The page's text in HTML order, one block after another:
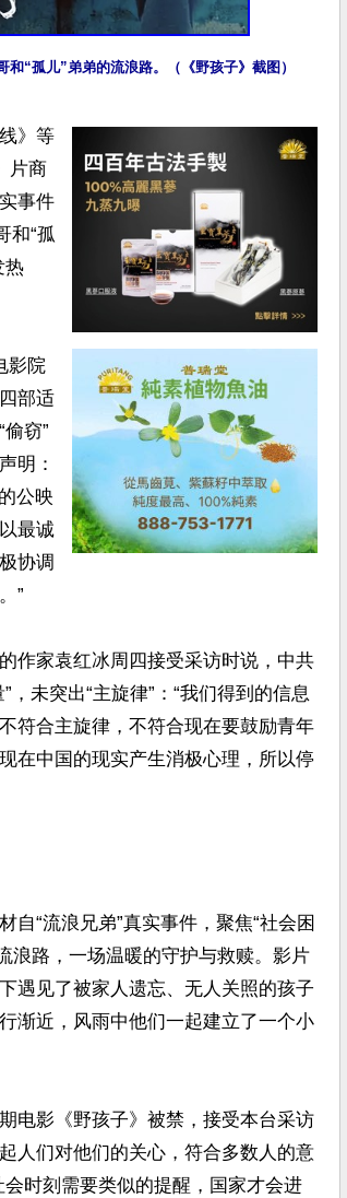
“孤儿”弟弟的流浪路。（《野孩子》截图）
》等
片商
事件
和“孤
热
影院
部适
窃”
明：
公映
最诚
协调
”
作家袁红冰周四接受采访时说，中共
未突出“主旋律”：“我们得到的信息
符合主旋律，不符合现在要鼓励青年
在中国的现实产生消极心理，所以停
“流浪兄弟”真实事件，聚焦“社会困
浪路，⼀场温暖的守护与救赎。影片
遇见了被家人遗忘、无人关照的孩子
渐近，风雨中他们一起建立了一个小
电影《野孩子》被禁，接受本台采访
人们对他们的关心，符合多数人的意
时刻需要类似的提醒，国家才会进